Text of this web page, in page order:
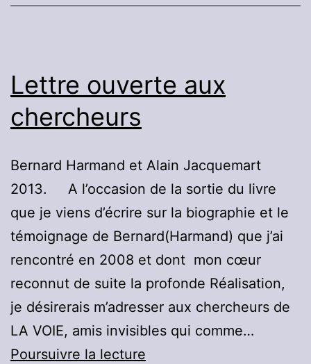
C’EST
Lettre ouverte aux
chercheurs
Bernard Harmand et Alain Jacquemart
2013. A l’occasion de la sortie du livre
que je viens d’écrire sur la biographie et le
témoignage de Bernard(Harmand) que j’ai
rencontré en 2008 et dont mon cœur
reconnut de suite la profonde Réalisation,
je désirerais m’adresser aux chercheurs de
LA VOIE, amis invisibles qui comme…
Poursuivre la lecture